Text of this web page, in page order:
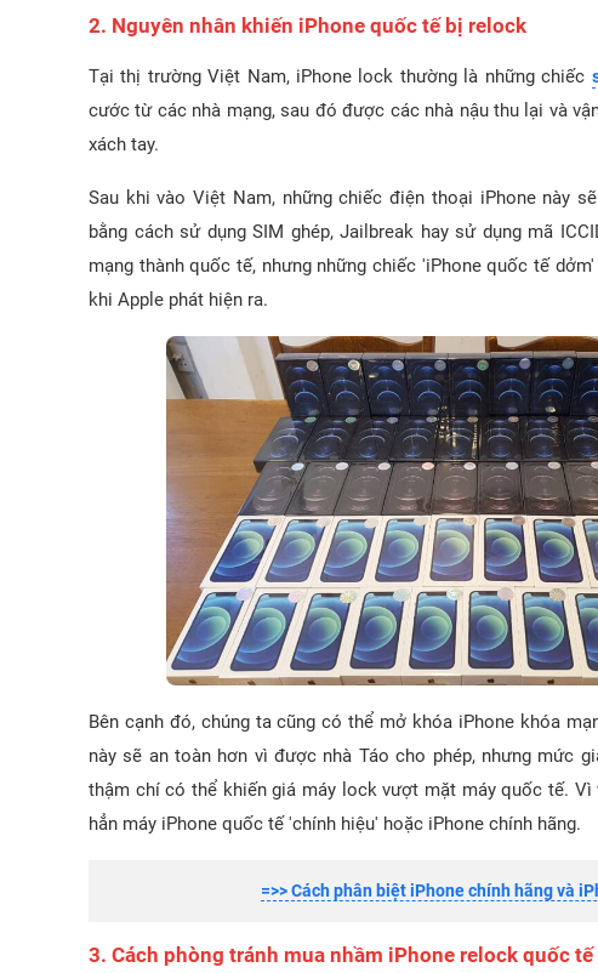
2. Nguyên nhân khiến iPhone quốc tế bị relock
Tại thị trường Việt Nam, iPhone lock thường là những chiếc
cước từ các nhà mạng, sau đó được các nhà nậu thu lại và
xách tay.
Sau khi vào Việt Nam, những chiếc điện thoại iPhone này
bằng cách sử dụng SIM ghép, Jailbreak hay sử dụng mã
mạng thành quốc tế, nhưng những chiếc 'iPhone quốc tế
khi Apple phát hiện ra.
Bên cạnh đó, chúng ta cũng có thể mở khóa iPhone khóa
này sẽ an toàn hơn vì được nhà Táo cho phép, nhưng mức
thậm chí có thể khiến giá máy lock vượt mặt máy quốc tế. Vì
hẳn máy iPhone quốc tế 'chính hiệu' hoặc iPhone chính hãng.
=>> Cách phân biệt iPhone chính hãng và
3. Cách phòng tránh mua nhầm iPhone relock quốc tế